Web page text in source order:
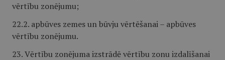
vērtību zonējumu;
22.2. apbūves zemes un būvju vērtēšanai – apbūves
vērtību zonējumu.
23. Vērtību zonējuma izstrādē vērtību zonu izdalīšanai